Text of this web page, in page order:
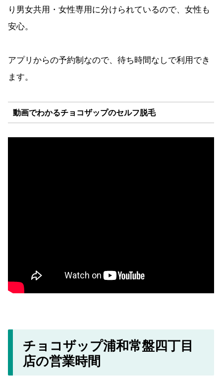
り男女共用・女性専用に分けられているので、女性も
安心。
アプリからの予約制なので、待ち時間なしで利用でき
ます。
動画でわかるチョコザップのセルフ脱毛
チョコザップ浦和常盤四丁目
店の営業時間